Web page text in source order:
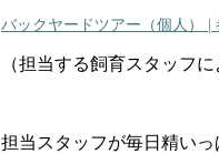
バックヤードツアー（個人） |
（担当する飼育スタッフ
担当スタッフが毎日精いっ